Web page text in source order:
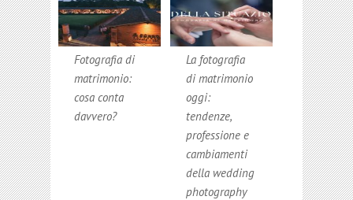
Fotografia di
matrimonio:
cosa conta
davvero?
La fotografia
di matrimonio
oggi:
tendenze,
professione e
cambiamenti
della wedding
photography